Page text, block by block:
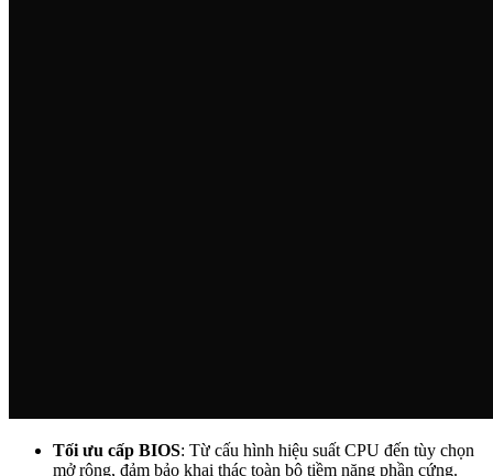
Tối ưu cấp BIOS: Từ cấu hình hiệu suất CPU đến tùy chọn
mở rộng, đảm bảo khai thác toàn bộ tiềm năng phần cứng.